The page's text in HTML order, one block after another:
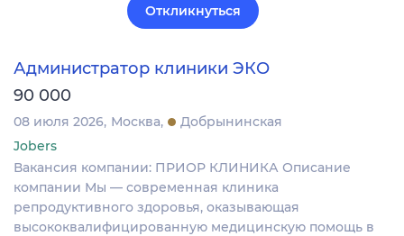
Откликнуться
Администратор клиники ЭКО
90 000
08 июля 2026 Москва
Добрынинская
Jobers
Вакансия компании: ПРИОР КЛИНИКА Описание
компании Мы — современная клиника
репродуктивного здоровья, оказывающая
высококвалифицированную медицинскую помощь в